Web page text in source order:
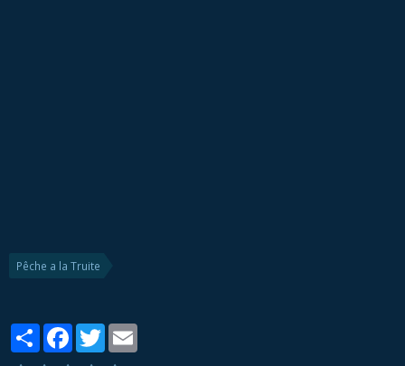
Pêche a la Truite
PartagerFacebook
Twitter